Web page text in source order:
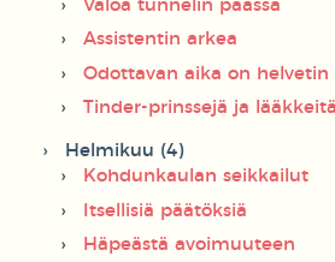
Valoa tunnelin päässä
Assistentin arkea
Odottavan aika on helvetin
Tinder-prinssejä ja lääkkeitä
Helmikuu (4)
Kohdunkaulan seikkailut
Itsellisiä päätöksiä
Häpeästä avoimuuteen